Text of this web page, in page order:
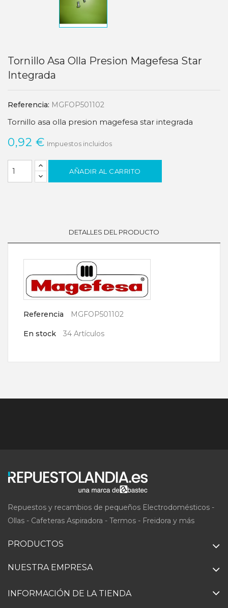
Tornillo Asa Olla Presion Magefesa Star
Integrada
Referencia: MGFOP501102
Tornillo asa olla presion magefesa star integrada
0,92 € Impuestos incluidos
AÑADIR AL CARRITO
DETALLES DEL PRODUCTO
Referencia MGFOP501102
En stock 34 Artículos
Repuestos y recambios de pequeños Electrodomésticos -
Ollas - Cafeteras Aspiradora - Termos - Freidora y más
PRODUCTOS
NUESTRA EMPRESA
INFORMACIÓN DE LA TIENDA